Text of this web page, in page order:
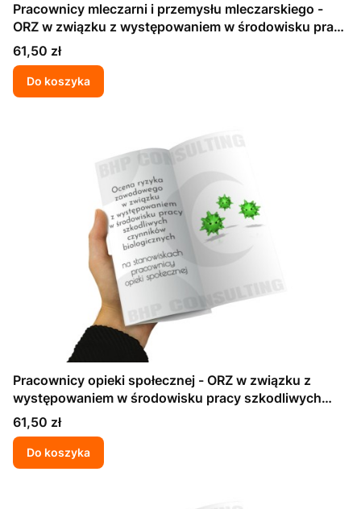
Pracownicy mleczarni i przemysłu mleczarskiego -
ORZ w związku z występowaniem w środowisku pracy
szkodliwych czynników biologicznych
Cena
61,50 zł
Do koszyka
Pracownicy opieki społecznej - ORZ w związku z
występowaniem w środowisku pracy szkodliwych
czynników biologicznych
Cena
61,50 zł
Do koszyka